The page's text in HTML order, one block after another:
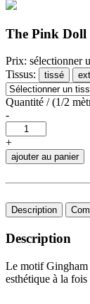
The Pink Doll
Prix: sélectionner
Tissus:
tissé
Quantité / (1/2
-
+
ajouter au panier
Description
Description
Le motif Gingham
esthétique à la